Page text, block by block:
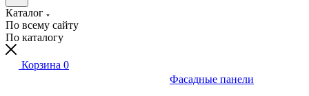
Каталог
По всему сайту
По каталогу
Корзина 0
Фасадные панели